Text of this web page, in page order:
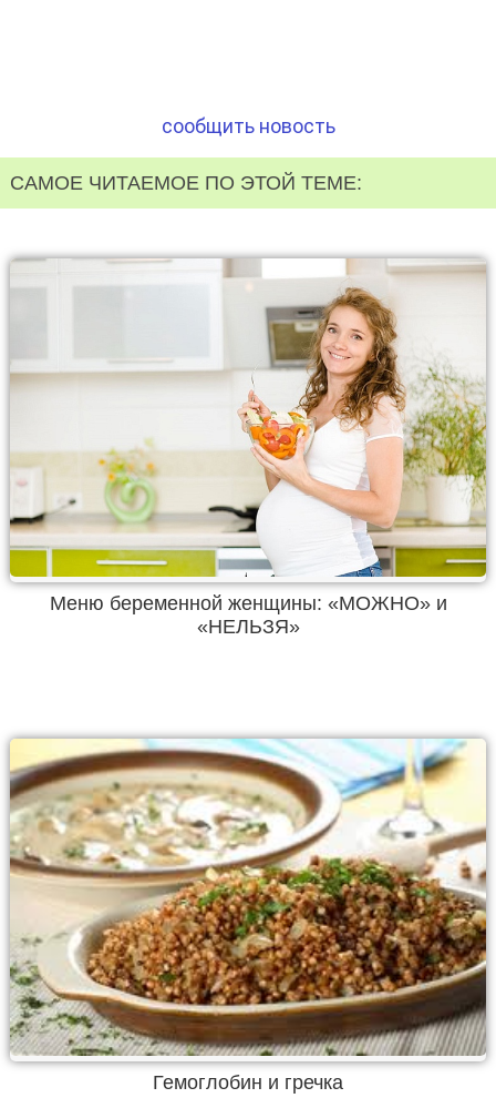
сообщить новость
САМОЕ ЧИТАЕМОЕ ПО ЭТОЙ ТЕМЕ:
Меню беременной женщины: «МОЖНО» и
«НЕЛЬЗЯ»
Гемоглобин и гречка